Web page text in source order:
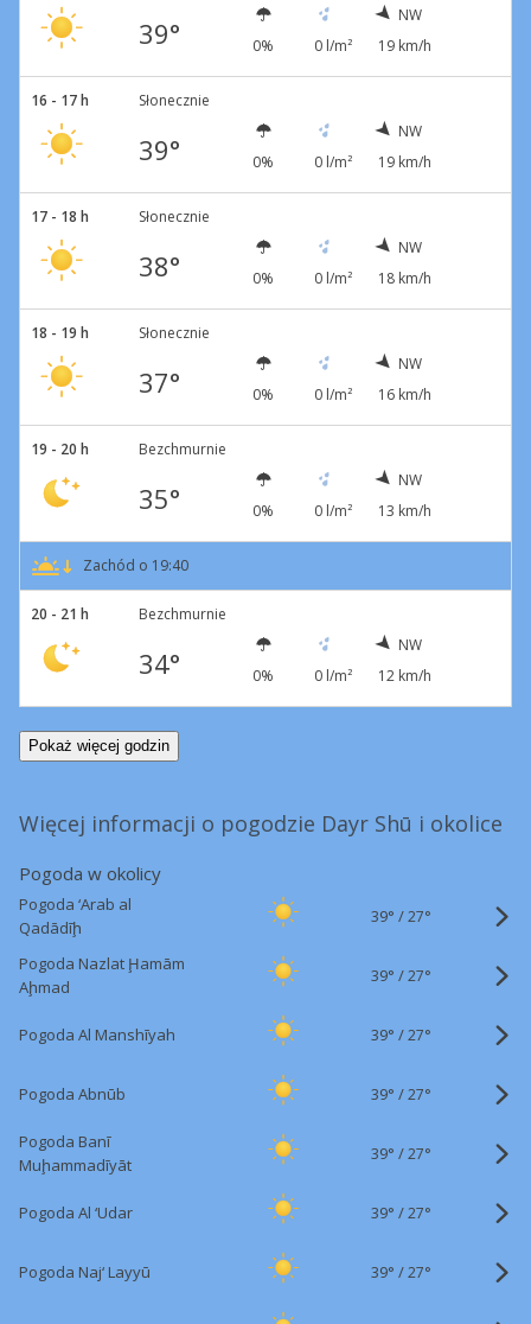
39° 0% 0 l/m²
NW
19 km/h
16 - 17 h Słonecznie
39° 0% 0 l/m²
NW
19 km/h
17 - 18 h Słonecznie
38° 0% 0 l/m²
NW
18 km/h
18 - 19 h Słonecznie
37° 0% 0 l/m²
NW
16 km/h
19 - 20 h Bezchmurnie
35° 0% 0 l/m²
NW
13 km/h
Zachód o 19:40
20 - 21 h Bezchmurnie
34° 0% 0 l/m²
NW
12 km/h
Pokaż więcej godzin
Więcej informacji o pogodzie Dayr Shū i okolice
Pogoda w okolicy
Pogoda ‘Arab al
Qadādīḩ
39° /27°
Pogoda Nazlat Ḩamām
Aḩmad
39° /27°
Pogoda Al Manshīyah 39° /27°
Pogoda Abnūb 39° /27°
Pogoda Banī
Muḩammadīyāt
39° /27°
Pogoda Al ‘Udar 39° /27°
Pogoda Naj‘ Layyū 39° /27°